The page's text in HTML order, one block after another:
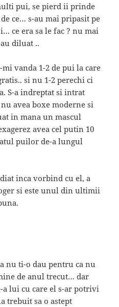
pui, se pierd ii prinde
ce… s-au mai pripasit pe
ce era sa le fac ? nu mai
diluat ..
vanda 1-2 de pui la care
si nu 1-2 perechi ci
S-a indreptat si intrat
avea boxe moderne si
in mana un mascul
avea cel putin 10
puilor de-a lungul
inca vorbind cu el, a
si este unul din ultimii
nu ti-o dau pentru ca nu
de anul trecut… dar
a lui cu care el s-ar potrivi
trebuit sa o astept